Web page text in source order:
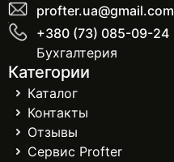
profter.ua@gmail.com
+380 (73) 085-09-24
Бухгалтерия
Категории
Каталог
Контакты
Отзывы
Сервис Profter